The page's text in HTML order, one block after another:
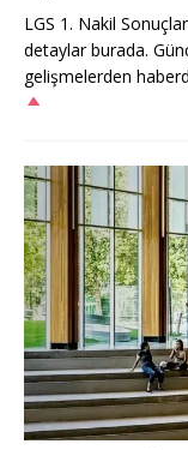
LGS 1. Nakil
detaylar burada.
gelişmelerden